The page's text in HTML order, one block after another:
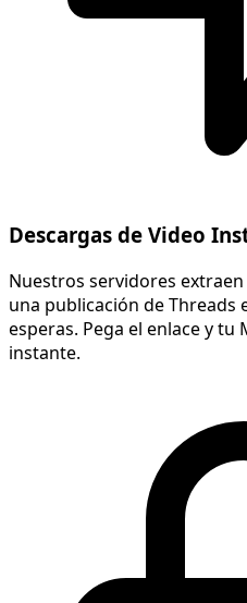
Descargas de Video
Nuestros servidores
una publicación de Threads
esperas. Pega el enlace y tu
instante.